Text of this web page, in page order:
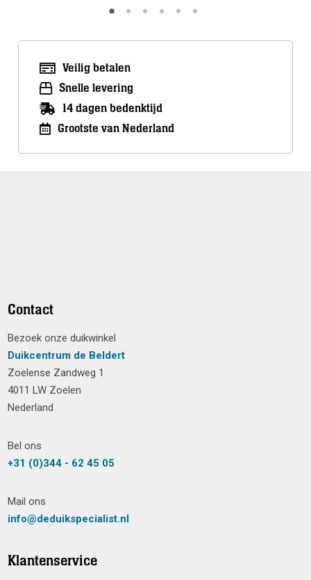
Veilig betalen
Snelle levering
14 dagen bedenktijd
Grootste van Nederland
Contact
Bezoek onze duikwinkel
Duikcentrum de Beldert
Zoelense Zandweg 1
4011 LW Zoelen
Nederland
Bel ons
+31 (0)344 - 62 45 05
Mail ons
info@deduikspecialist.nl
Klantenservice